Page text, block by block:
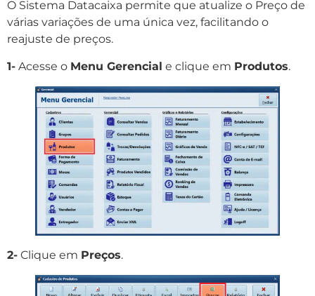
O Sistema Datacaixa permite que atualize o Preço de
várias variações de uma única vez, facilitando o
reajuste de preços.
1- Acesse o Menu Gerencial e clique em Produtos.
2- Clique em Preços.